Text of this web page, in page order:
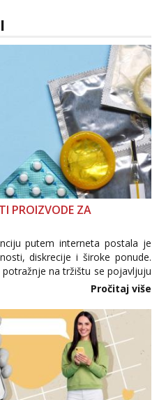
PROIZVODE ZA
putem interneta postala je
diskrecije i široke ponude.
na tržištu se pojavljuju
nepouzdane internetske
Pročitaj više